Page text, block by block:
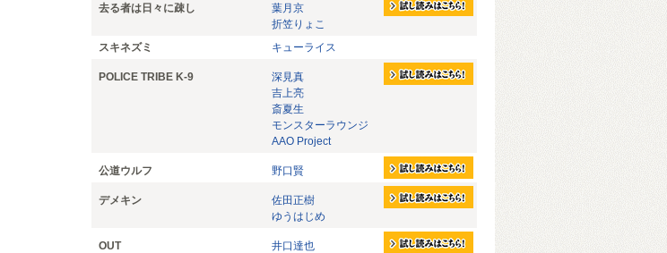
去る者は日々に疎し
葉月京
折笠りょこ
スキネズミ
キューライス
POLICE TRIBE K-9
深見真
吉上亮
斎夏生
モンスターラウンジ
AAO Project
公道ウルフ 野口賢
デメキン
佐田正樹
ゆうはじめ
OUT
井口達也